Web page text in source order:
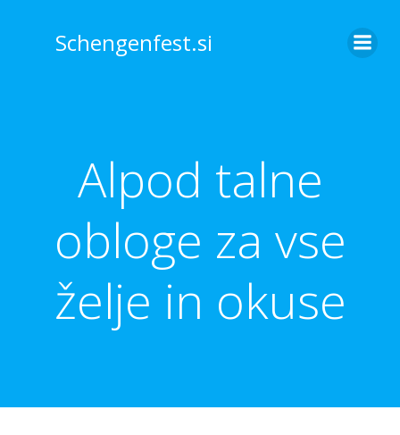
to
content
Schengenfest.si
Alpod talne
obloge za vse
želje in okuse